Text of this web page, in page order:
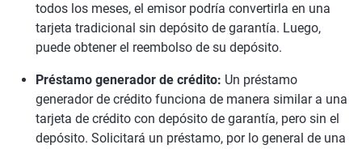
todos los meses, el emisor podría convertirla en una
tarjeta tradicional sin depósito de garantía. Luego,
puede obtener el reembolso de su depósito.
Préstamo generador de crédito: Un préstamo
generador de crédito funciona de manera similar a una
tarjeta de crédito con depósito de garantía, pero sin el
depósito. Solicitará un préstamo, por lo general de una